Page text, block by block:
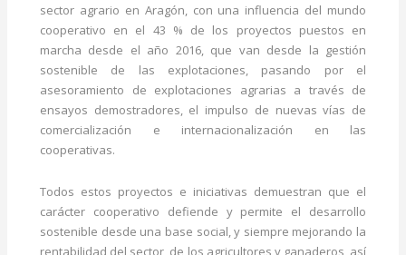
sector agrario en Aragón, con una influencia del mundo
cooperativo en el 43 % de los proyectos puestos en
marcha desde el año 2016, que van desde la gestión
sostenible de las explotaciones, pasando por el
asesoramiento de explotaciones agrarias a través de
ensayos demostradores, el impulso de nuevas vías de
comercialización e internacionalización en las
cooperativas.
Todos estos proyectos e iniciativas demuestran que el
carácter cooperativo defiende y permite el desarrollo
sostenible desde una base social, y siempre mejorando la
rentabilidad del sector, de los agricultores y ganaderos, así